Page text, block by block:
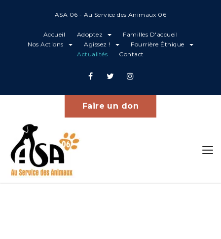
ASA 06 - Au Service des Animaux 06
Accueil Adoptez
Familles D'accueil
Nos Actions
Agissez !
Fourrière Éthique
Actualités
Contact
Faire un don
Home Zlatan